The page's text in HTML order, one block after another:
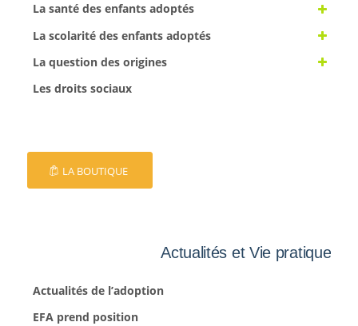
La santé des enfants adoptés
La scolarité des enfants adoptés
La question des origines
Les droits sociaux
LA BOUTIQUE
Actualités et Vie pratique
Actualités de l’adoption
EFA prend position